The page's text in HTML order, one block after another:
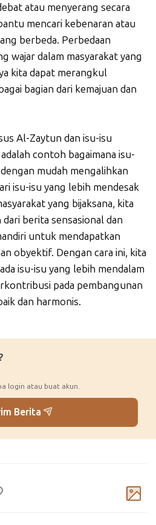
atau menyerang secara
mencari kebenaran atau
berbeda. Perbedaan
wajar dalam masyarakat yang
kita dapat merangkul
bagian dari kemajuan dan
Al-Zaytun dan isu-isu
contoh bagaimana isu-
mudah mengalihkan
isu-isu yang lebih mendesak
yang bijaksana, kita
berita sensasional dan
untuk mendapatkan
obyektif. Dengan cara ini, kita
isu-isu yang lebih mendalam
pada pembangunan
dan harmonis.
login atau buat akun.
Berita